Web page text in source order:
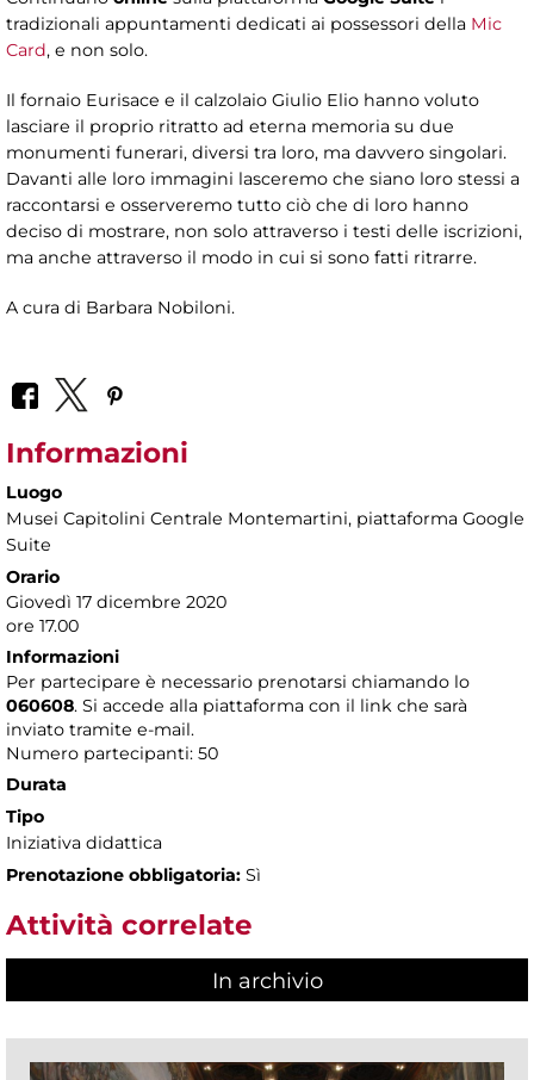
tradizionali appuntamenti dedicati ai possessori della Mic
Card, e non solo.
Il fornaio Eurisace e il calzolaio Giulio Elio hanno voluto
lasciare il proprio ritratto ad eterna memoria su due
monumenti funerari, diversi tra loro, ma davvero singolari.
Davanti alle loro immagini lasceremo che siano loro stessi a
raccontarsi e osserveremo tutto ciò che di loro hanno
deciso di mostrare, non solo attraverso i testi delle iscrizioni,
ma anche attraverso il modo in cui si sono fatti ritrarre.
A cura di Barbara Nobiloni.
Informazioni
Luogo
Musei Capitolini Centrale Montemartini, piattaforma Google
Suite
Orario
Giovedì 17 dicembre 2020
ore 17.00
Informazioni
Per partecipare è necessario prenotarsi chiamando lo
060608. Si accede alla piattaforma con il link che sarà
inviato tramite e-mail.
Numero partecipanti: 50
Durata
Tipo
Iniziativa didattica
Prenotazione obbligatoria: Sì
Attività correlate
In archivio